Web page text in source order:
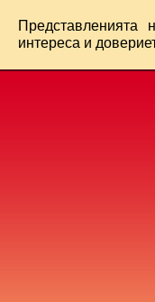
интереса и